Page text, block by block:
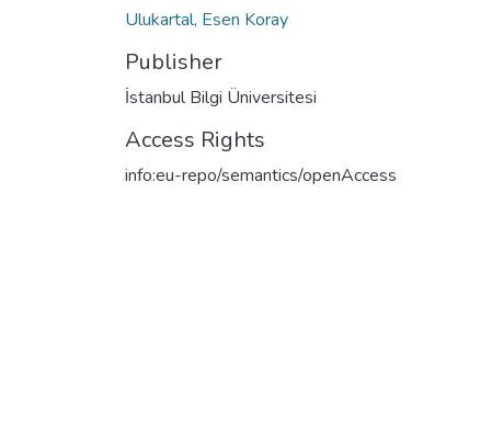
Ulukartal, Esen Koray
Publisher
İstanbul Bilgi Üniversitesi
Access Rights
info:eu-repo/semantics/openAccess